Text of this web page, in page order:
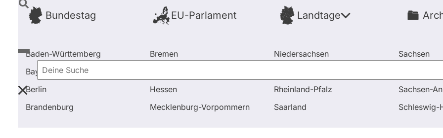
Bundestag EU-Parlament Landtage
Baden-Württemberg
Bayern
Berlin
Brandenburg
Bremen
Hessen
Mecklenburg-Vorpommern
Niedersachsen
Rheinland-Pfalz
Saarland
Sachsen
Sachsen-
Schleswig-
Deine
Suche
Startseite EU-Parlament Wahl 2019 Kandidierende